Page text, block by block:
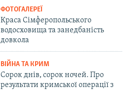
ФОТОГАЛЕРЕЇ
Краса Сімферопольського
водосховища та занедбаність
довкола
ВІЙНА ТА КРИМ
Сорок днів, сорок ночей. Про
результати кримської операції з